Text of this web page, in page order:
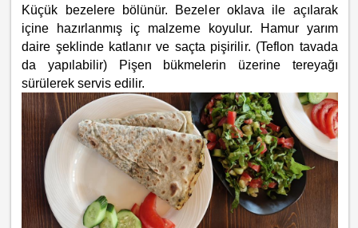
Küçük bezelere bölünür. Bezeler oklava ile açılarak
içine hazırlanmış iç malzeme koyulur. Hamur yarım
daire şeklinde katlanır ve saçta pişirilir. (Teflon tavada
da yapılabilir) Pişen bükmelerin üzerine tereyağı
sürülerek servis edilir.